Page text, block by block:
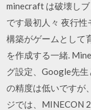
minecraft は破壊し
です最初人々 夜行
構築がゲームとして
を作成する一緒.
グ設定、Google先
の精度は低いですが
ジでは、MINECON